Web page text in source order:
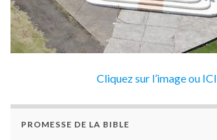
Cliquez sur l’image ou ICI
PROMESSE DE LA BIBLE